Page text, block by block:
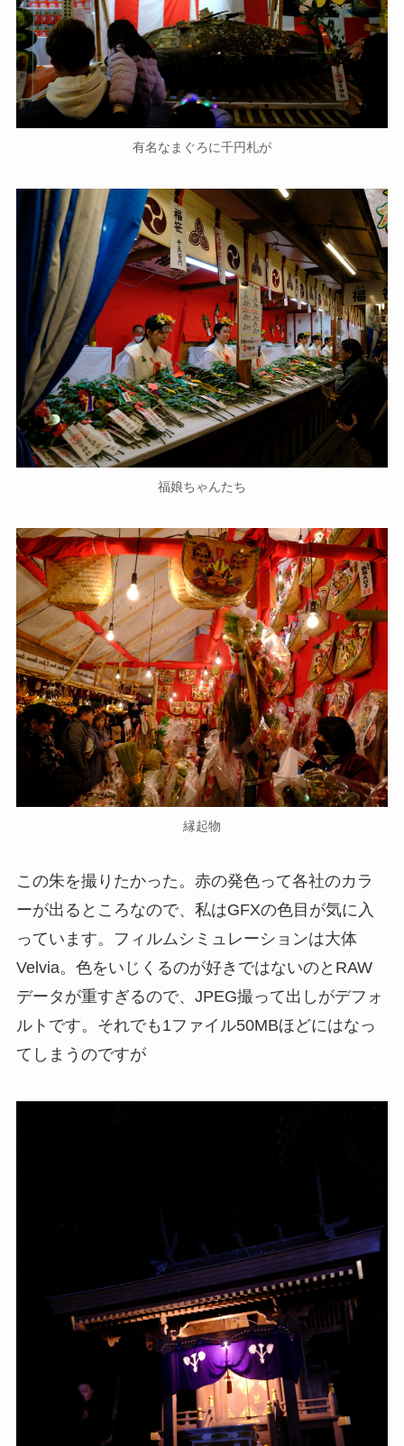
有名なまぐろに千円札が
福娘ちゃんたち
縁起物
この朱を撮りたかった。赤の発色って各社のカラ
ーが出るところなので、私はGFXの色目が気に入
っています。フィルムシミュレーションは大体
Velvia。色をいじくるのが好きではないのとRAW
データが重すぎるので、JPEG撮って出しがデフォ
ルトです。それでも1ファイル50MBほどにはなっ
てしまうのですが